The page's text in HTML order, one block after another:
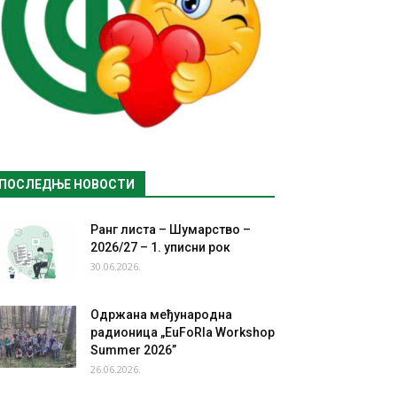
НОВОСТИ
Ранг листа – Шумарство –
2026/27 – 1. уписни рок
30.06.2026.
Одржана међународна
радионица „EuFoRIa Workshop
Summer 2026”
26.06.2026.